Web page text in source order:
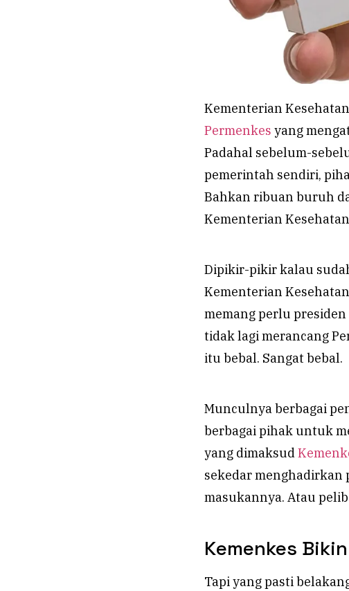
Kementerian
Permenkes yang
Padahal sebelum-
pemerintah sendiri,
Bahkan ribuan buruh
Kementerian
Dipikir-pikir kalau
Kementerian
memang perlu
tidak lagi merancang
itu bebal. Sangat bebal.
Munculnya berbagai
berbagai pihak untuk
yang dimaksud
sekedar menghadirkan
masukannya. Atau
Kemenkes
Tapi yang pasti